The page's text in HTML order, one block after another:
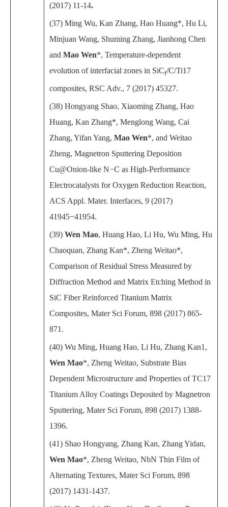
(2017) 11-14.
(37) Ming Wu, Kan Zhang, Hao Huang*, Hu Li,
Minjuan Wang, Shuming Zhang, Jianhong Chen
and Mao Wen*, Temperature-dependent
evolution of interfacial zones in SiCf/C/Ti17
composites, RSC Adv., 7 (2017) 45327.
(38) Hongyang Shao, Xiaoming Zhang, Hao
Huang, Kan Zhang*, Menglong Wang, Cai
Zhang, Yifan Yang, Mao Wen*, and Weitao
Zheng, Magnetron Sputtering Deposition
Cu@Onion-like N−C as High-Performance
Electrocatalysts for Oxygen Reduction Reaction,
ACS Appl. Mater. Interfaces, 9 (2017)
41945−41954.
(39) Wen Mao, Huang Hao, Li Hu, Wu Ming, Hu
Chaoquan, Zhang Kan*, Zheng Weitao*,
Comparison of Residual Stress Measured by
Diffraction Method and Matrix Etching Method in
SiC Fiber Reinforced Titanium Matrix
Composites, Mater Sci Forum, 898 (2017) 865-
871.
(40) Wu Ming, Huang Hao, Li Hu, Zhang Kan1,
Wen Mao*, Zheng Weitao, Substrate Bias
Dependent Microstructure and Properties of TC17
Titanium Alloy Coatings Deposited by Magnetron
Sputtering, Mater Sci Forum, 898 (2017) 1388-
1396.
(41) Shao Hongyang, Zhang Kan, Zhang Yidan,
Wen Mao*, Zheng Weitao, NbN Thin Film of
Alternating Textures, Mater Sci Forum, 898
(2017) 1431-1437.